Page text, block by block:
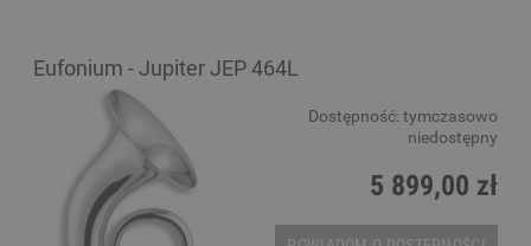
Eufonium - Jupiter JEP 464L
Dostępność: tymczasowo
niedostępny
5 899,00 zł